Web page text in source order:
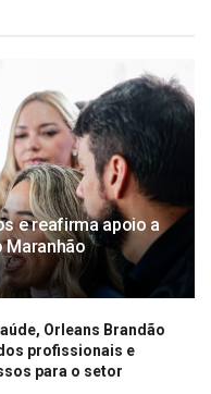
e reafirma apoio a
Maranhão
Orleans Brandão
profissionais e
para o setor